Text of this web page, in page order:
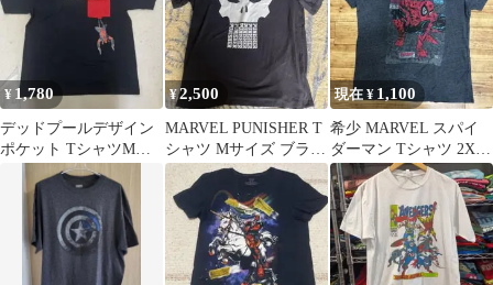
¥ 1,780
デッドプールデザイン
ポケット TシャツMサ
イズ【未使用品】
¥2,500
MARVEL PUNISHER T
シャツ Mサイズ ブラッ
ク
現在 ¥ 1,100
希少 MARVEL スパイ
ダーマン Tシャツ 2XL
アメコミ 漫画 US古着